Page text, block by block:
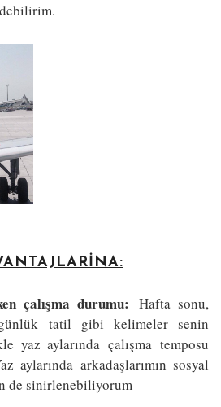
çalışma durumu: Hafta sonu,
tatil gibi kelimeler senin
yaz aylarında çalışma temposu
aylarında arkadaşlarımın sosyal
de sinirlenebiliyorum